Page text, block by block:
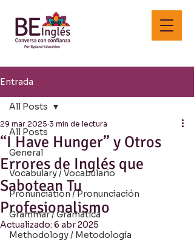
Entrada
All Posts
General
Vocabulary / Vocabulario
Pronunciation / Pronunciación
Grammar / Gramática
Methodology / Metodología
All Posts
“I Have Hunger” y Otros
Errores de Inglés que
Sabotean Tu
Profesionalismo
29 mar 2025 3 min de lectura
Actualizado: 6 abr 2025